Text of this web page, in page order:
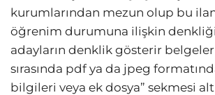
kurumlarından mezun olup bu
öğrenim durumuna ilişkin
adayların denklik gösterir
sırasında pdf ya da jpeg
bilgileri veya ek dosya” sekmesi